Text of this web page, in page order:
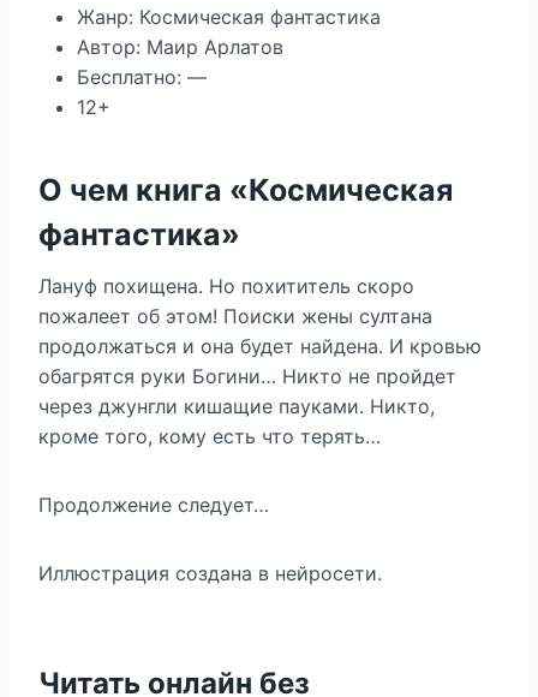
Жанр: Космическая фантастика
Автор: Маир Арлатов
Бесплатно: —
12+
О чем книга «Космическая
фантастика»
Лануф похищена. Но похититель скоро
пожалеет об этом! Поиски жены султана
продолжаться и она будет найдена. И кровью
обагрятся руки Богини… Никто не пройдет
через джунгли кишащие пауками. Никто,
кроме того, кому есть что терять…
Продолжение следует…
Иллюстрация создана в нейросети.
Читать онлайн без